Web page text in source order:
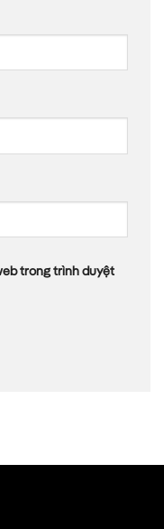
trong trình duyệt